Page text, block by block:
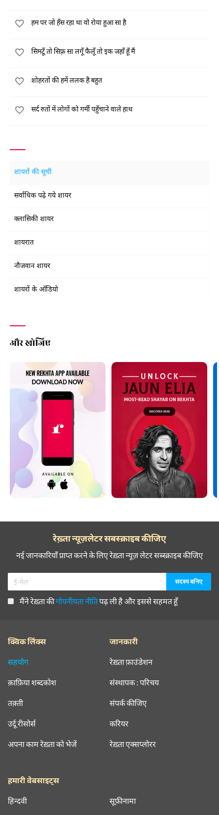
हम पर जो हँस रहा था वो रोया हुआ सा है
सिमटूँ तो सिफ़्र सा लगूँ फैलूँ तो इक जहाँ हूँ मैं
शोहरतों की हमें ललक है बहुत
सर्द रुतों में लोगों को गर्मी पहुँचाने वाले हाथ
शायरों की सूची
सर्वाधिक पढ़े गये शायर
क्लासिकी शायर
शायरात
नौजवान शायर
शायरों के ऑडियो
और खोजिए
रेख़्ता न्यूज़लेटर सबस्क्राइब कीजिए
नई जानकारियाँ प्राप्त करने के लिए रेख़्ता न्यूज़ लेटर सब्स्क्राइब कीजिए
मैंने रेख़्ता कीगोपनीयता नीतिपढ़ ली है और इससे सहमत हूँ
क्विक लिंक्स
सहयोग
क़ाफ़िया शब्दकोश
तक़्ती
उर्दू रीसोर्स
अपना काम रेख़्ता को भेजें
जानकारी
रेख़्ता फ़ाउंडेशन
संस्थापक : परिचय
संपर्क कीजिए
करियर
रेख़्ता एक्सप्लोरर
हमारी वेबसाइट्स
हिन्दवी सूफ़ीनामा